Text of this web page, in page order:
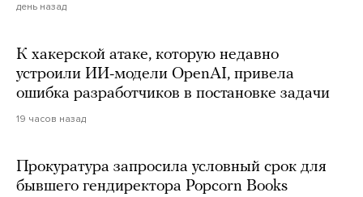
день назад
К хакерской атаке, которую недавно
устроили ИИ-модели OpenAI, привела
ошибка разработчиков в постановке задачи
19 часов назад
Прокуратура запросила условный срок для
бывшего гендиректора Popcorn Books